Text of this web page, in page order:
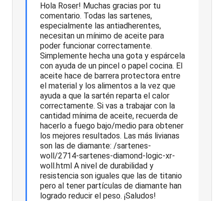
Hola Roser! Muchas gracias por tu
comentario. Todas las sartenes,
especialmente las antiadherentes,
necesitan un mínimo de aceite para
poder funcionar correctamente.
Simplemente hecha una gota y espárcela
con ayuda de un pincel o papel cocina. El
aceite hace de barrera protectora entre
el material y los alimentos a la vez que
ayuda a que la sartén reparta el calor
correctamente. Si vas a trabajar con la
cantidad mínima de aceite, recuerda de
hacerlo a fuego bajo/medio para obtener
los mejores resultados. Las más livianas
son las de diamante: /sartenes-
woll/2714-sartenes-diamond-logic-xr-
woll.html A nivel de durabilidad y
resistencia son iguales que las de titanio
pero al tener partículas de diamante han
logrado reducir el peso. ¡Saludos!